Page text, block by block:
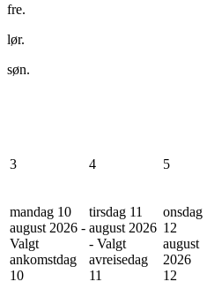
fre.
lør.
søn.
3 4 5
mandag 10
august 2026 -
Valgt
ankomstdag
10
tirsdag 11
august 2026
- Valgt
avreisedag
11
onsdag
12
august
2026
12